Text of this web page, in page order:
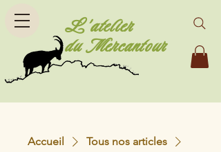
L'atelier
du Mercantour
Accueil
Tous nos articles